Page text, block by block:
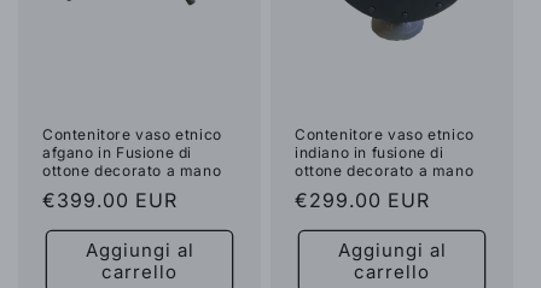
Contenitore vaso etnico
afgano in Fusione di
ottone decorato a mano
Prezzo
di
listino
€399.00 EUR
Aggiungi al
carrello
Contenitore vaso etnico
indiano in fusione di
ottone decorato a mano
Prezzo
di
listino
€299.00 EUR
Aggiungi al
carrello